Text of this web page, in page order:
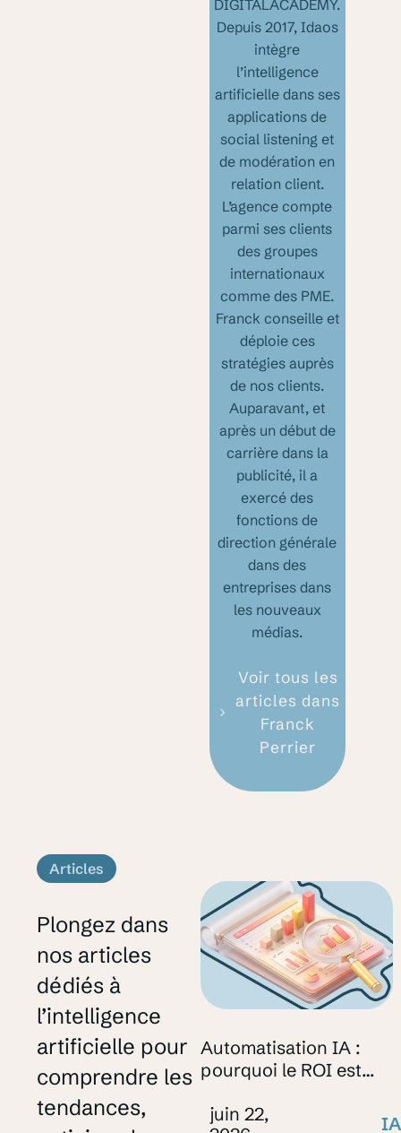
DIGITALACADEMY.
Depuis 2017, Idaos
intègre
l’intelligence
artificielle dans ses
applications de
social listening et
de modération en
relation client.
L’agence compte
parmi ses clients
des groupes
internationaux
comme des PME.
Franck conseille et
déploie ces
stratégies auprès
de nos clients.
Auparavant, et
après un début de
carrière dans la
publicité, il a
exercé des
fonctions de
direction générale
dans des
entreprises dans
les nouveaux
médias.
Voir tous les
articles dans
Franck
Perrier
Articles
Plongez dans
nos articles
dédiés à
l’intelligence
artificielle pour
comprendre les
tendances,
Automatisation IA :
pourquoi le ROI est
mal mesuré)
juin 22,
IA